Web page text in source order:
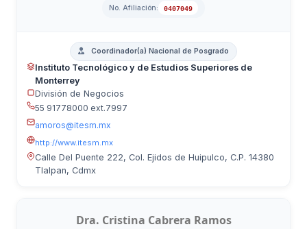
No. Afiliación: 0407049
Coordinador(a) Nacional de Posgrado
Instituto Tecnológico y de Estudios Superiores de
Monterrey
División de Negocios
55 91778000 ext.7997
amoros@itesm.mx
http://www.itesm.mx
Calle Del Puente 222, Col. Ejidos de Huipulco, C.P. 14380
Tlalpan, Cdmx
Dra. Cristina Cabrera Ramos